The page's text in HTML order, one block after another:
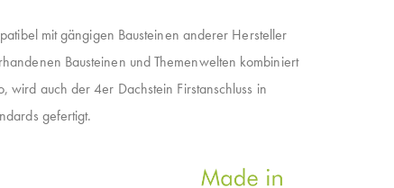
mit gängigen Bausteinen anderer Hersteller
Bausteinen und Themenwelten kombiniert
auch der 4er Dachstein Firstanschluss in
gefertigt.